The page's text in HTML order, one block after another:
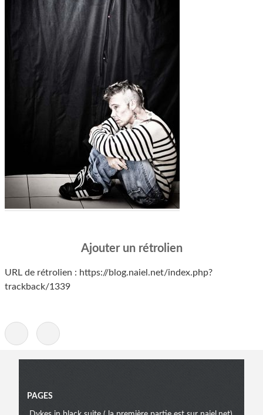
Ajouter un rétrolien
URL de rétrolien : https://blog.naiel.net/index.php?
trackback/1339
Menu
PAGES